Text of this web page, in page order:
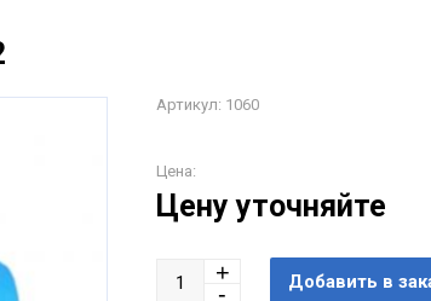
Артикул: 1060
Цена:
Цену уточняйте